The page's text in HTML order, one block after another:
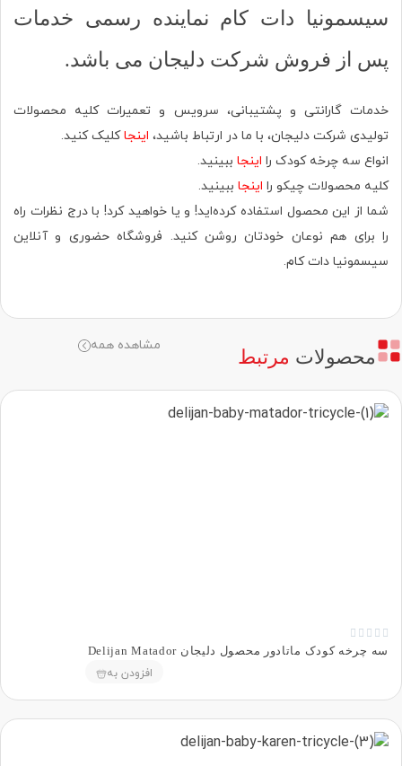
سیسمونیا دات کام نماینده رسمی خدمات
پس از فروش شرکت دلیجان می باشد.
خدمات گارانتی و پشتیبانی، سرویس و تعمیرات کلیه محصولات
تولیدی شرکت دلیجان، با ما در ارتباط باشید، اینجاکلیک کنید.
انواع سه چرخه کودک را اینجا ببینید.
کلیه محصولات چیکو را اینجا ببینید.
شما از این محصول استفاده کرده‌اید! و یا خواهید کرد! با درج نظرات راه
را برای هم نوعان خودتان روشن کنید. فروشگاه حضوری‌ و آنلاین
سیسمونیا دات کام.
محصولات مرتبط
مشاهده همه





سه چرخه کودک ماتادور محصول دلیجان Delijan Matador
افزودن به